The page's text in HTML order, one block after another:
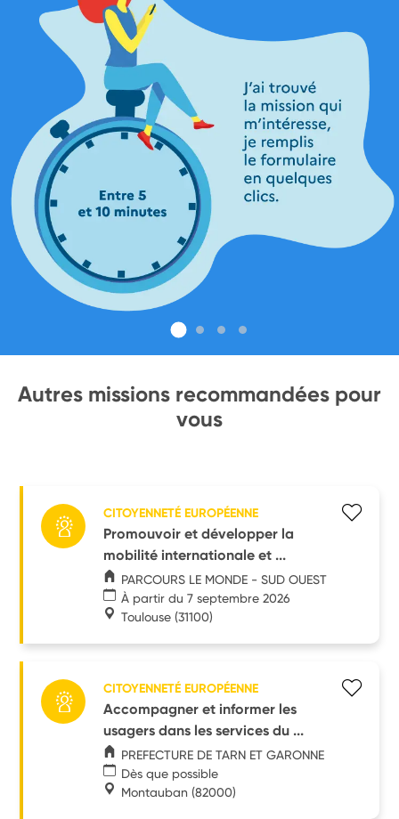
Autres missions recommandées pour
vous
CITOYENNETÉ EUROPÉENNE
Promouvoir et développer la
mobilité internationale et ...
PARCOURS LE MONDE - SUD OUEST
À partir du 7 septembre 2026
Toulouse (31100)
CITOYENNETÉ EUROPÉENNE
Accompagner et informer les
usagers dans les services du ...
PREFECTURE DE TARN ET GARONNE
Dès que possible
Montauban (82000)